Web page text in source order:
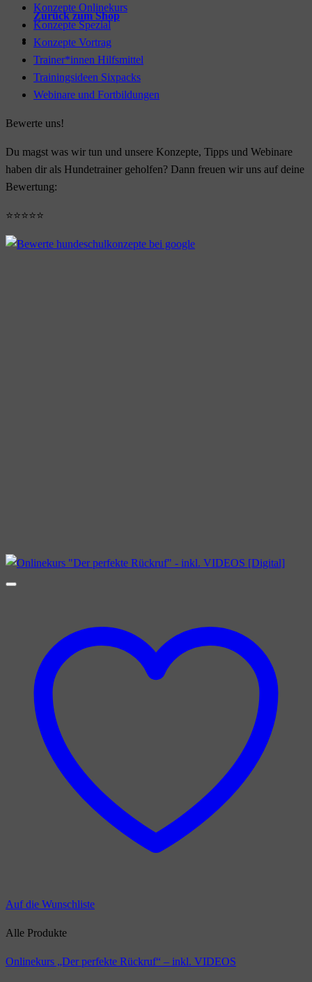
Zurück zum Shop
Konzepte Onlinekurs
Konzepte Spezial
Konzepte Vortrag
Trainer*innen Hilfsmittel
Trainingsideen Sixpacks
Webinare und Fortbildungen
Bewerte uns!
Du magst was wir tun und unsere Konzepte, Tipps und Webinare
haben dir als Hundetrainer geholfen? Dann freuen wir uns auf deine
Bewertung:
⭐⭐⭐⭐⭐
Auf die Wunschliste
Alle Produkte
Onlinekurs „Der perfekte Rückruf“ – inkl. VIDEOS